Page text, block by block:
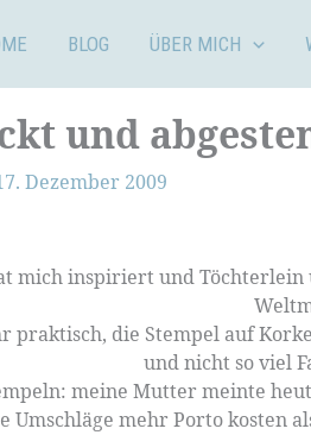
BLOG ÜBER MICH
und
Dezember 2009
mich inspiriert und Töchterlein
praktisch, die Stempel auf
und nicht so viel
meine Mutter meinte
Umschläge mehr Porto kosten